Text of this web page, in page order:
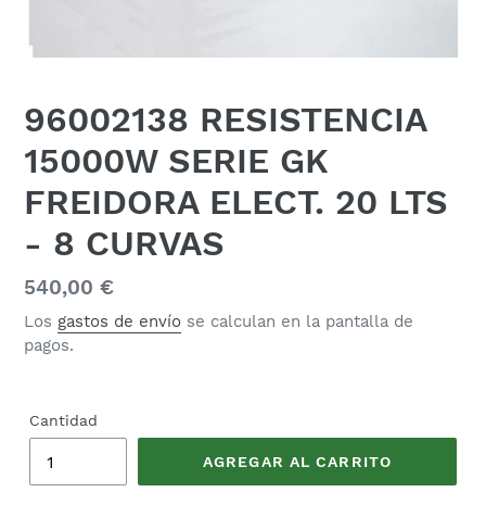
96002138 RESISTENCIA
15000W SERIE GK
FREIDORA ELECT. 20 LTS
- 8 CURVAS
Precio
habitual
540,00 €
Los gastos de envío se calculan en la pantalla de
pagos.
Cantidad
AGREGAR AL CARRITO